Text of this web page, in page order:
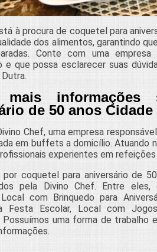
à procura de coquetel para
dos alimentos, garantindo
Conte com uma
e que possa esclarecer suas
mais
de 50 anos Cidade
Chef, uma empresa
em buffets a domicílio. Atuando
experientes em
coquetel para aniversário de
pela Divino Chef. Entre
Local com Brinquedo para
Festa Escolar, Local com
Possuímos uma forma de